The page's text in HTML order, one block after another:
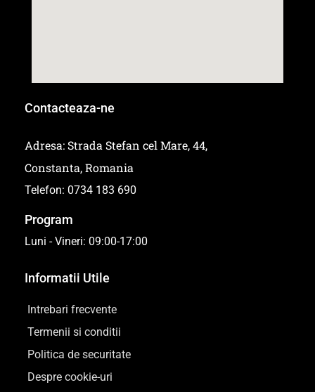
Contacteaza-ne
Adresa: Strada Stefan cel Mare, 44,
Constanta, Romania
Telefon: 0734 183 690
Program
Luni - Vineri: 09:00-17:00
Informatii Utile
Intrebari frecvente
Termenii si conditii
Politica de securitate
Despre cookie-uri